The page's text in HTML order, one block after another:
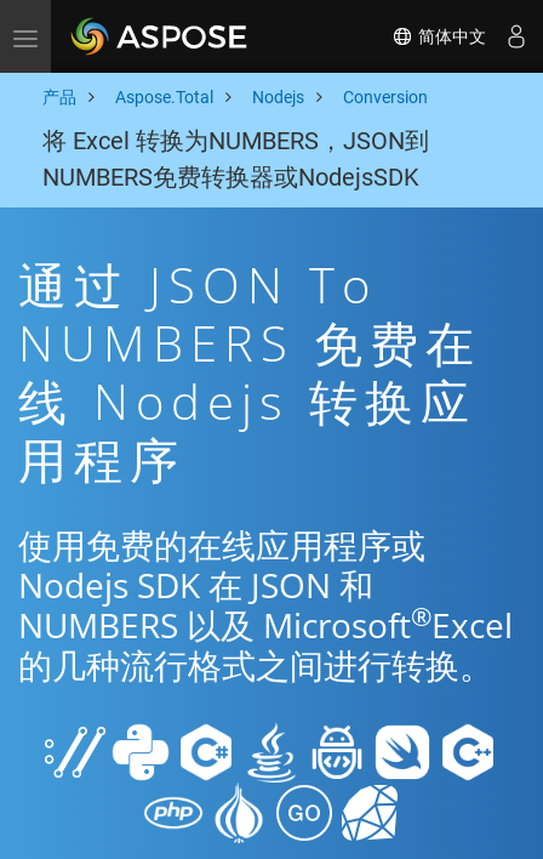
Toggle navigation 简体中文
产品 Aspose.Total Nodejs Conversion
将 Excel 转换为NUMBERS，JSON到
NUMBERS免费转换器或NodejsSDK
通过 JSON To
NUMBERS 免费在
线 Nodejs 转换应
用程序
使用免费的在线应用程序或
Nodejs SDK 在 JSON 和
NUMBERS 以及 Microsoft®Excel
的几种流行格式之间进行转换。